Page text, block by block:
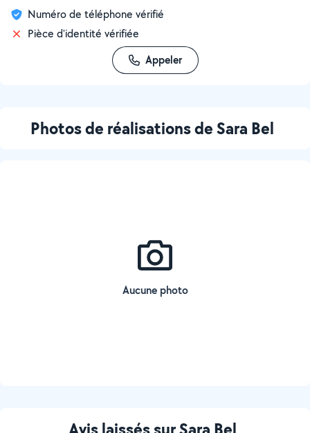
Numéro de téléphone vérifié
Pièce d'identité vérifiée
Appeler
Photos de réalisations de Sara Bel
Aucune photo